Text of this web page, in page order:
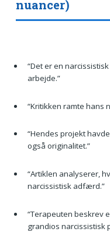
nuancer)
“Det er en
arbejde.”
“Kritikken ramte hans
“Hendes projekt
også originalitet.”
“Artiklen analyserer,
narcissistisk adfærd.”
“Terapeuten beskrev
grandios narcissistisk